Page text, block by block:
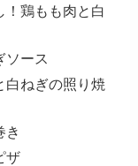
鶏もも肉と白
ソース
ねぎの照り焼
き
ザ